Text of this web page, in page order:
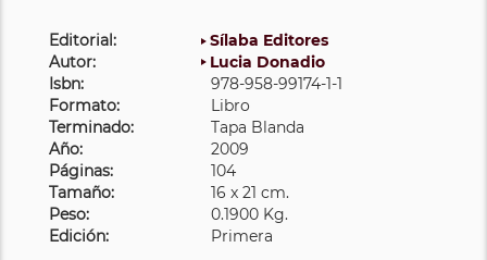
Editorial:
Sílaba Editores
Autor:
Lucia Donadio
Isbn:
978-958-99174-1-1
Formato:
Libro
Terminado:
Tapa Blanda
Año:
2009
Páginas:
104
Tamaño:
16 x 21 cm.
Peso:
0.1900 Kg.
Edición:
Primera